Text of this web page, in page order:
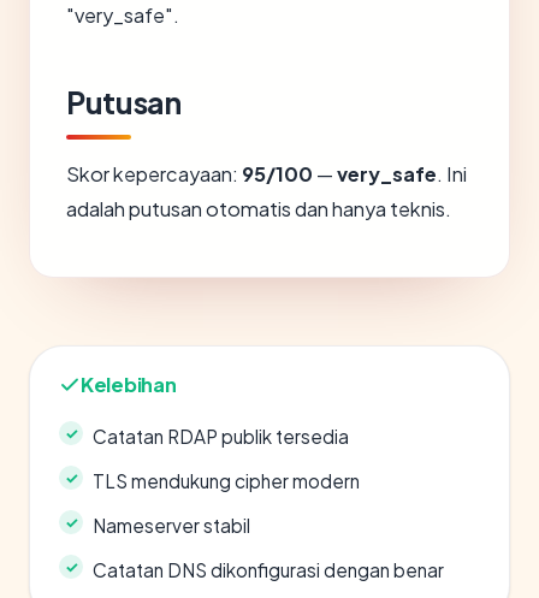
"very_safe".
Putusan
Skor kepercayaan: 95/100 —very_safe. Ini
adalah putusan otomatis dan hanya teknis.
Kelebihan
Catatan RDAP publik tersedia
TLS mendukung cipher modern
Nameserver stabil
Catatan DNS dikonfigurasi dengan benar